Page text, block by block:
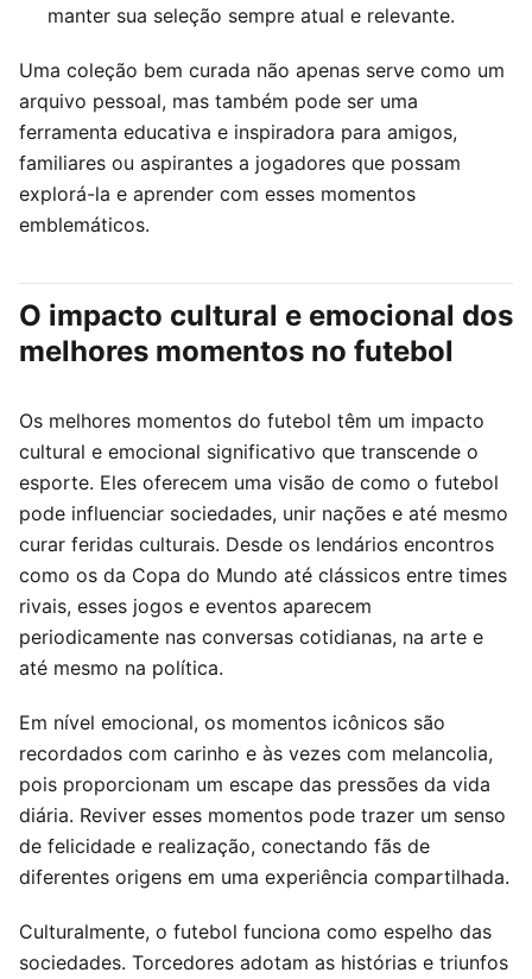
manter sua seleção sempre atual e relevante.
Uma coleção bem curada não apenas serve como um
arquivo pessoal, mas também pode ser uma
ferramenta educativa e inspiradora para amigos,
familiares ou aspirantes a jogadores que possam
explorá-la e aprender com esses momentos
emblemáticos.
O impacto cultural e emocional dos
melhores momentos no futebol
Os melhores momentos do futebol têm um impacto
cultural e emocional significativo que transcende o
esporte. Eles oferecem uma visão de como o futebol
pode influenciar sociedades, unir nações e até mesmo
curar feridas culturais. Desde os lendários encontros
como os da Copa do Mundo até clássicos entre times
rivais, esses jogos e eventos aparecem
periodicamente nas conversas cotidianas, na arte e
até mesmo na política.
Em nível emocional, os momentos icônicos são
recordados com carinho e às vezes com melancolia,
pois proporcionam um escape das pressões da vida
diária. Reviver esses momentos pode trazer um senso
de felicidade e realização, conectando fãs de
diferentes origens em uma experiência compartilhada.
Culturalmente, o futebol funciona como espelho das
sociedades. Torcedores adotam as histórias e triunfos